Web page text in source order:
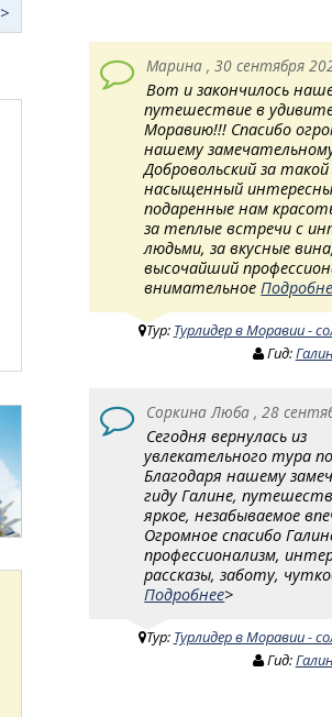
Марина , 30 сентября
Вот и закончилось
путешествие в
Моравию!!! Спасибо
нашему
Добровольский за такой
насыщенный
подаренные нам
за теплые встречи с
людьми, за вкусные
высочайший
внимательное
Тур: Турлидер в Моравии -
Гид:
Соркина Люба , 28
Сегодня вернулась из
увлекательного тура
Благодаря нашему
гиду Галине,
яркое, незабываемое
Огромное спасибо
профессионализм,
рассказы, заботу,
Подробнее>
Тур: Турлидер в Моравии -
Гид: